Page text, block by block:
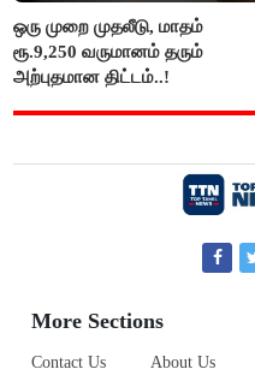
ஒரு முறை முதலீடு, மாதம்
ரூ.9,250 வருமானம் தரும்
அற்புதமான திட்டம்..!
More Sections
Contact Us About Us